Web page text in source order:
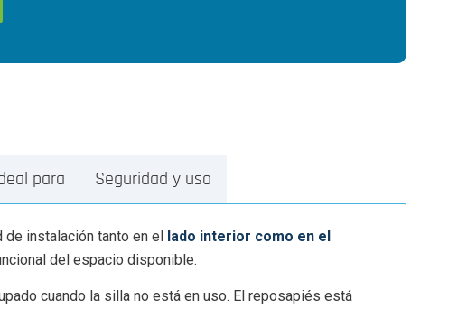
para Seguridad y uso
de instalación tanto en el lado interior como en el
del espacio disponible.
cuando la silla no está en uso. El reposapiés está